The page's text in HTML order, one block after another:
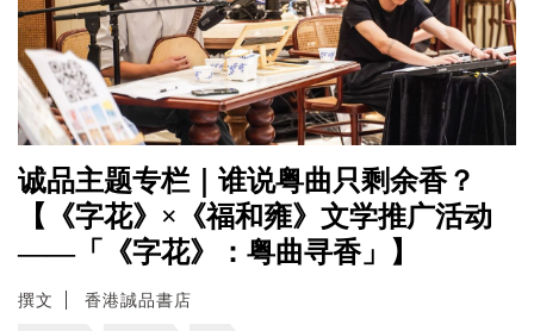
诚品主题专栏｜谁说粤曲只剩余香？
【《字花》×《福和雍》文学推广活动
——「《字花》：粤曲寻香」】
撰文 香港誠品書店